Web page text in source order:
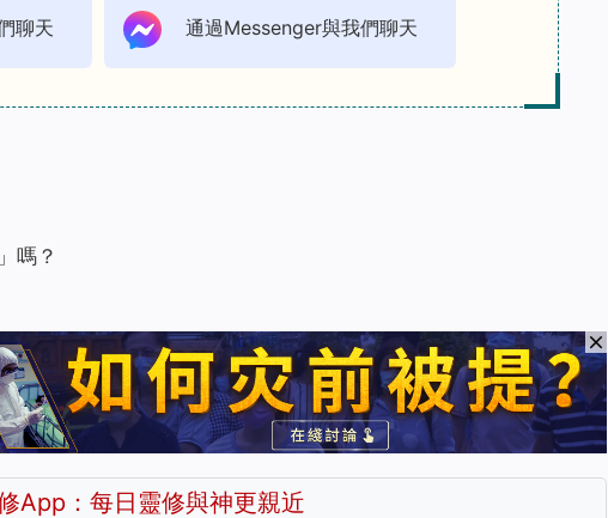
聊天 通過Messenger與我們聊天
嗎？
App：每日靈修與神更親近